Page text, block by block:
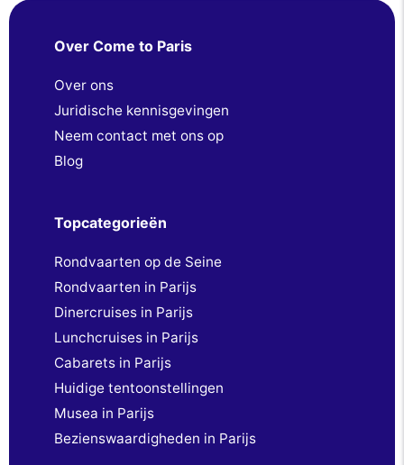
Over Come to Paris
Over ons
Juridische kennisgevingen
Neem contact met ons op
Blog
Topcategorieën
Rondvaarten op de Seine
Rondvaarten in Parijs
Dinercruises in Parijs
Lunchcruises in Parijs
Cabarets in Parijs
Huidige tentoonstellingen
Musea in Parijs
Bezienswaardigheden in Parijs